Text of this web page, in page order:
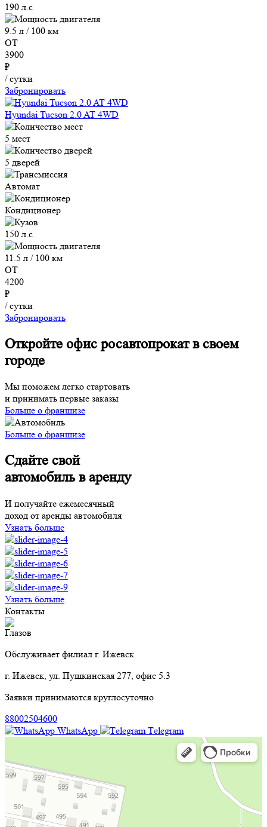
190 л.с
9.5 л / 100 км
ОТ
3900
₽
/ сутки
Забронировать
Hyundai Tucson 2.0 AT 4WD
5 мест
5 дверей
Автомат
Кондиционер
150 л.с
11.5 л / 100 км
ОТ
4200
₽
/ сутки
Забронировать
Откройте офис росавтопрокат в своем
городе
Мы поможем легко стартовать
и принимать первые заказы
Больше о франшизе
Больше о франшизе
Сдайте свой
автомобиль в аренду
И получайте ежемесячный
доход от аренды автомобиля
Узнать больше
Узнать больше
Контакты
Глазов
Обслуживает филиал г. Ижевск
г. Ижевск, ул. Пушкинская 277, офис 5.3
Заявки принимаются круглосуточно
88002504600
WhatsApp
Тelegram